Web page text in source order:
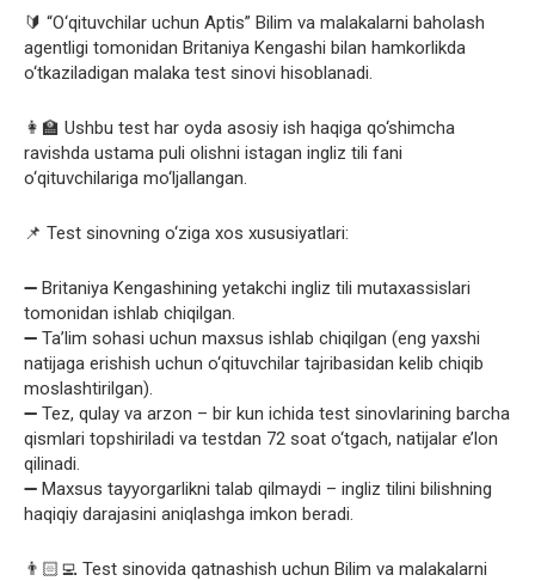
🔰 “O‘qituvchilar uchun Aptis” Bilim va malakalarni baholash
agentligi tomonidan Britaniya Kengashi bilan hamkorlikda
o‘tkaziladigan malaka test sinovi hisoblanadi.
👩‍🏫 Ushbu test har oyda asosiy ish haqiga qo‘shimcha
ravishda ustama puli olishni istagan ingliz tili fani
o‘qituvchilariga mo‘ljallangan.
📌 Test sinovning o‘ziga xos xususiyatlari:
➖ Britaniya Kengashining yetakchi ingliz tili mutaxassislari
tomonidan ishlab chiqilgan.
➖ Ta’lim sohasi uchun maxsus ishlab chiqilgan (eng yaxshi
natijaga erishish uchun o‘qituvchilar tajribasidan kelib chiqib
moslashtirilgan).
➖ Tez, qulay va arzon – bir kun ichida test sinovlarining barcha
qismlari topshiriladi va testdan 72 soat o‘tgach, natijalar e’lon
qilinadi.
➖ Maxsus tayyorgarlikni talab qilmaydi – ingliz tilini bilishning
haqiqiy darajasini aniqlashga imkon beradi.
👨🏻‍💻 Test sinovida qatnashish uchun Bilim va malakalarni